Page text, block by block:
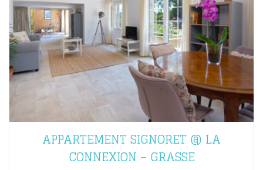
APPARTEMENT SIGNORET @ LA
CONNEXION – GRASSE